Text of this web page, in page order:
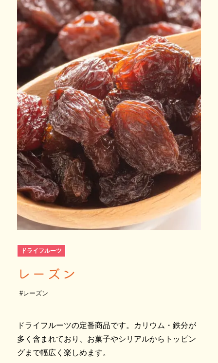
ドライフルーツ
レーズン
#レーズン
ドライフルーツの定番商品です。カリウム・鉄分が
多く含まれており、お菓子やシリアルからトッピン
グまで幅広く楽しめます。